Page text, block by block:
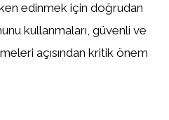
edinmek için doğrudan
kullanmaları, güvenli ve
açısından kritik önem